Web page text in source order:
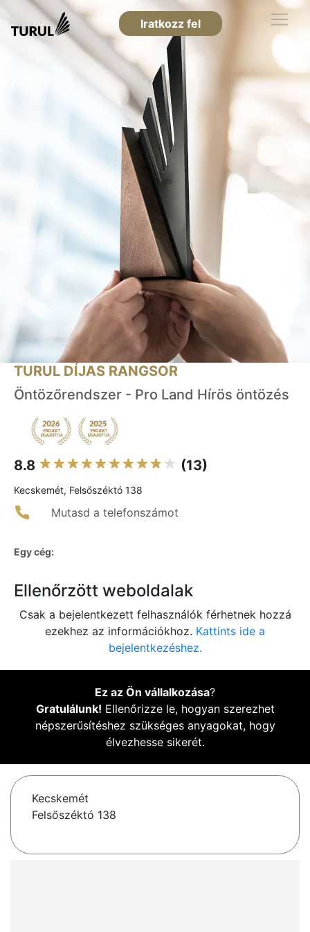
Iratkozz fel
TURUL DÍJAS RANGSOR
Öntözőrendszer - Pro Land Hírös öntözés
8.8 (13)
Kecskemét, Felsőszéktó 138
Mutasd a telefonszámot
Egy cég:
Ellenőrzött weboldalak
Csak a bejelentkezett felhasználók férhetnek hozzá
ezekhez az információkhoz. Kattints ide a
bejelentkezéshez.
Ez az Ön vállalkozása?
Gratulálunk! Ellenőrizze le, hogyan szerezhet
népszerűsítéshez szükséges anyagokat, hogy
élvezhesse sikerét.
Kecskemét
Felsőszéktó 138